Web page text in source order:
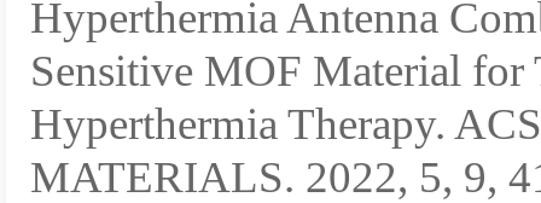
Hyperthermia Antenna
Sensitive MOF Material
Hyperthermia Therapy.
MATERIALS. 2022, 5, 9,